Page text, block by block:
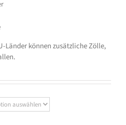
Länder können zusätzliche Zölle,